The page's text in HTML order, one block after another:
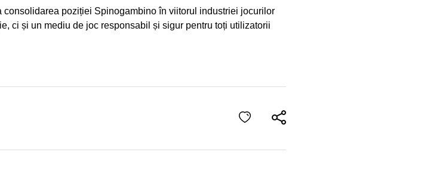
poziției Spinogambino în viitorul industriei jocurilor
ci și un mediu de joc responsabil și sigur pentru toți utilizatorii